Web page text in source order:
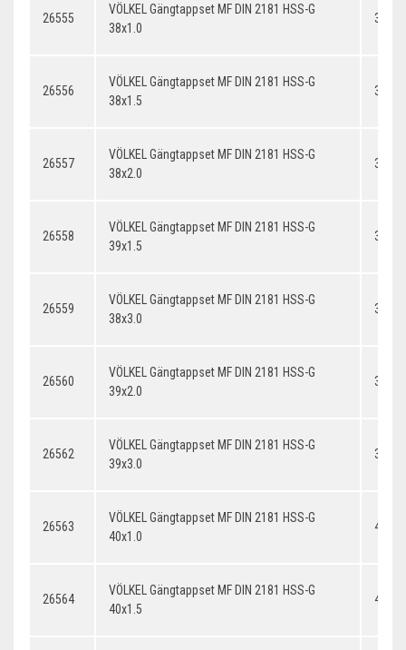
26555
VÖLKEL Gängtappset MF DIN 2181 HSS-G
38x1.0
26556
VÖLKEL Gängtappset MF DIN 2181 HSS-G
38x1.5
26557
VÖLKEL Gängtappset MF DIN 2181 HSS-G
38x2.0
26558
VÖLKEL Gängtappset MF DIN 2181 HSS-G
39x1.5
26559
VÖLKEL Gängtappset MF DIN 2181 HSS-G
38x3.0
26560
VÖLKEL Gängtappset MF DIN 2181 HSS-G
39x2.0
26562
VÖLKEL Gängtappset MF DIN 2181 HSS-G
39x3.0
26563
VÖLKEL Gängtappset MF DIN 2181 HSS-G
40x1.0
26564
VÖLKEL Gängtappset MF DIN 2181 HSS-G
40x1.5